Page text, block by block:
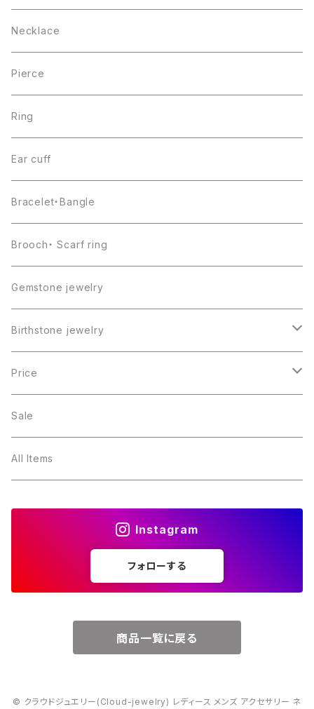
Necklace
Pierce
Ring
Ear cuff
Bracelet・Bangle
Brooch・ Scarf ring
Gemstone jewelry
Birthstone jewelry
１月・ガーネット
２月・アメジスト
３月・アクアマリン
Price
～5000円
～10000円
Sale
All Items
Instagram
フォローする
商品一覧に戻る
© クラウドジュエリー(Cloud-jewelry) レディース メンズ アクセサリー ネ